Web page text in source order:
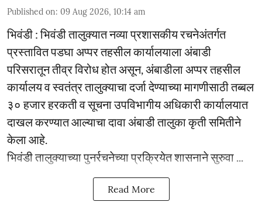
Published on: 09 Aug 2026, 10:14 am
भिवंडी : भिवंडी तालुक्यात नव्या प्रशासकीय रचनेअंतर्गत
प्रस्तावित पडघा अप्पर तहसील कार्यालयाला अंबाडी
परिसरातून तीव्र विरोध होत असून, अंबाडीला अप्पर तहसील
कार्यालय व स्वतंत्र तालुक्याचा दर्जा देण्याच्या मागणीसाठी तब्बल
३० हजार हरकती व सूचना उपविभागीय अधिकारी कार्यालयात
दाखल करण्यात आल्याचा दावा अंबाडी तालुका कृती समितीने
केला आहे.
भिवंडी तालुक्याच्या पुनर्रचनेच्या प्रक्रियेत शासनाने सुरुवा ...
Read More